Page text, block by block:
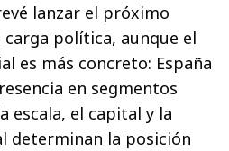
lanzar el próximo
política, aunque el
es más concreto: España
en segmentos
escala, el capital y la
determinan la posición